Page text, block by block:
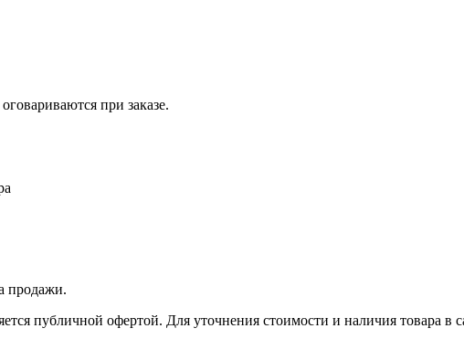
при заказе.
продажи.
публичной офертой. Для уточнения стоимости и наличия товара в